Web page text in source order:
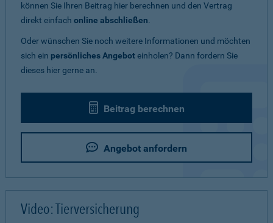
können Sie Ihren Beitrag hier berechnen und den Vertrag
direkt einfach online abschließen.
Oder wünschen Sie noch weitere Informationen und möchten
sich ein persönliches Angeboteinholen? Dann fordern Sie
dieses hier gerne an.
Beitrag berechnen
Angebot anfordern
Video: Tierversicherung